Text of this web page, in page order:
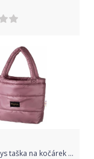
Baby Nellys taška na kočárek STYLE, pudrově růžová